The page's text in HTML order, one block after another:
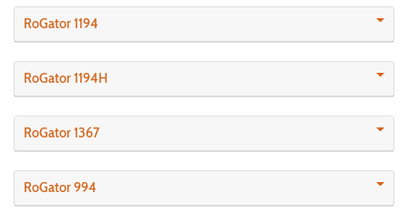
RoGator 1194
RoGator 1194H
RoGator 1367
RoGator 994